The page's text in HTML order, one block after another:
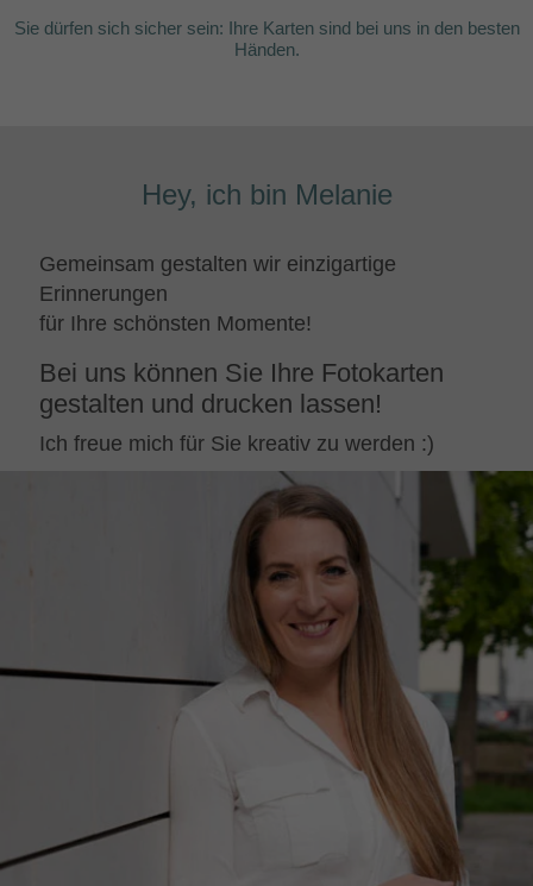
Sie dürfen sich sicher sein: Ihre Karten sind bei uns in den besten
Händen.
Hey, ich bin Melanie
Gemeinsam gestalten wir einzigartige
Erinnerungen
für Ihre schönsten Momente!
Bei uns können Sie Ihre Fotokarten
gestalten und drucken lassen!
Ich freue mich für Sie kreativ zu werden :)